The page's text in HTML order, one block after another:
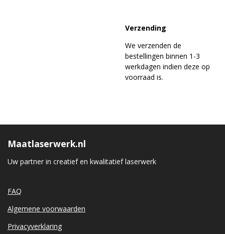
Verzending
We verzenden de
bestellingen binnen 1-3
werkdagen indien deze op
voorraad is.
Maatlaserwerk.nl
Uw partner in creatief en kwalitatief laserwerk
FAQ
Algemene voorwaarden
Privacyverklaring